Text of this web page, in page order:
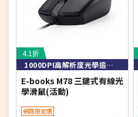
4.1折
1000DPI高解析度光學追蹤技術，定位精準
E-books M78 三鍵式有線光
學滑鼠(活動)
網路限定價